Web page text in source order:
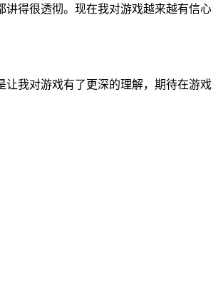
得很透彻。现在我对游戏越来越有信心
我对游戏有了更深的理解，期待在游戏